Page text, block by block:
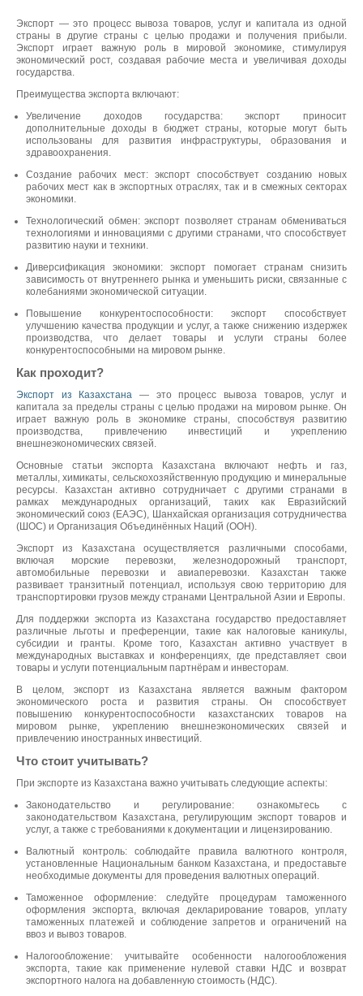
Экспорт — это процесс вывоза товаров, услуг и капитала из одной
страны в другие страны с целью продажи и получения прибыли.
Экспорт играет важную роль в мировой экономике, стимулируя
экономический рост, создавая рабочие места и увеличивая доходы
государства.
Преимущества экспорта включают:
Увеличение доходов государства: экспорт приносит
дополнительные доходы в бюджет страны, которые могут быть
использованы для развития инфраструктуры, образования и
здравоохранения.
Создание рабочих мест: экспорт способствует созданию новых
рабочих мест как в экспортных отраслях, так и в смежных секторах
экономики.
Технологический обмен: экспорт позволяет странам обмениваться
технологиями и инновациями с другими странами, что способствует
развитию науки и техники.
Диверсификация экономики: экспорт помогает странам снизить
зависимость от внутреннего рынка и уменьшить риски, связанные с
колебаниями экономической ситуации.
Повышение конкурентоспособности: экспорт способствует
улучшению качества продукции и услуг, а также снижению издержек
производства, что делает товары и услуги страны более
конкурентоспособными на мировом рынке.
Как проходит?
Экспорт из Казахстана — это процесс вывоза товаров, услуг и
капитала за пределы страны с целью продажи на мировом рынке. Он
играет важную роль в экономике страны, способствуя развитию
производства, привлечению инвестиций и укреплению
внешнеэкономических связей.
Основные статьи экспорта Казахстана включают нефть и газ,
металлы, химикаты, сельскохозяйственную продукцию и минеральные
ресурсы. Казахстан активно сотрудничает с другими странами в
рамках международных организаций, таких как Евразийский
экономический союз (ЕАЭС), Шанхайская организация сотрудничества
(ШОС) и Организация Объединённых Наций (ООН).
Экспорт из Казахстана осуществляется различными способами,
включая морские перевозки, железнодорожный транспорт,
автомобильные перевозки и авиаперевозки. Казахстан также
развивает транзитный потенциал, используя свою территорию для
транспортировки грузов между странами Центральной Азии и Европы.
Для поддержки экспорта из Казахстана государство предоставляет
различные льготы и преференции, такие как налоговые каникулы,
субсидии и гранты. Кроме того, Казахстан активно участвует в
международных выставках и конференциях, где представляет свои
товары и услуги потенциальным партнёрам и инвесторам.
В целом, экспорт из Казахстана является важным фактором
экономического роста и развития страны. Он способствует
повышению конкурентоспособности казахстанских товаров на
мировом рынке, укреплению внешнеэкономических связей и
привлечению иностранных инвестиций.
Что стоит учитывать?
При экспорте из Казахстана важно учитывать следующие аспекты:
Законодательство и регулирование: ознакомьтесь с
законодательством Казахстана, регулирующим экспорт товаров и
услуг, а также с требованиями к документации и лицензированию.
Валютный контроль: соблюдайте правила валютного контроля,
установленные Национальным банком Казахстана, и предоставьте
необходимые документы для проведения валютных операций.
Таможенное оформление: следуйте процедурам таможенного
оформления экспорта, включая декларирование товаров, уплату
таможенных платежей и соблюдение запретов и ограничений на
ввоз и вывоз товаров.
Налогообложение: учитывайте особенности налогообложения
экспорта, такие как применение нулевой ставки НДС и возврат
экспортного налога на добавленную стоимость (НДС).